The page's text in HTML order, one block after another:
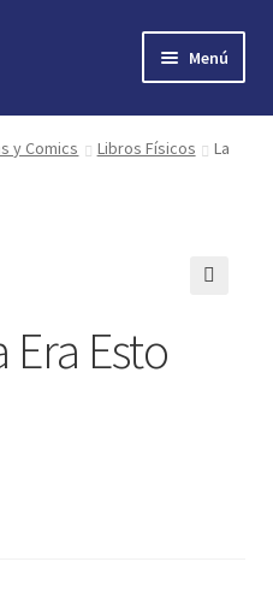
Menú
y Comics Libros Físicos
La
Esto